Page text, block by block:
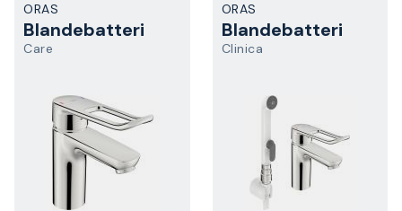
ORAS
Blandebatteri
Care
ORAS
Blandebatteri
Clinica